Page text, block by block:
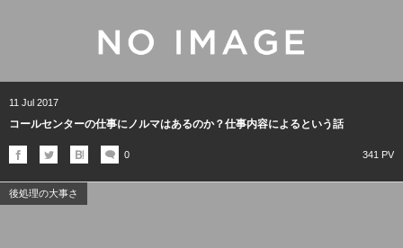
11 Jul 2017
コールセンターの仕事にノルマはあるのか？仕事内容によるという話
0 341 PV
後処理の大事さ